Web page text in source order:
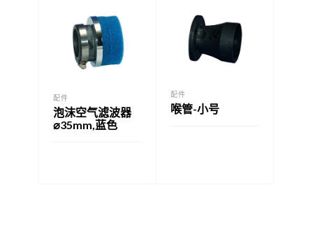
配件
泡沫空气滤波器
⌀35mm,蓝色
配件
喉管-小号